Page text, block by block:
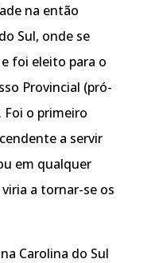
na então
Sul, onde se
foi eleito para o
Provincial (pró-
o primeiro
a servir
em qualquer
a tornar-se os
Carolina do Sul